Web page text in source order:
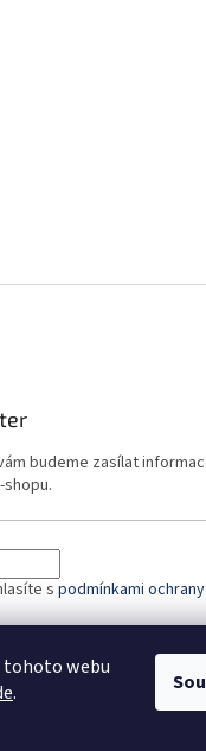
tohoto webu
.
budeme zasílat
s podmínkami